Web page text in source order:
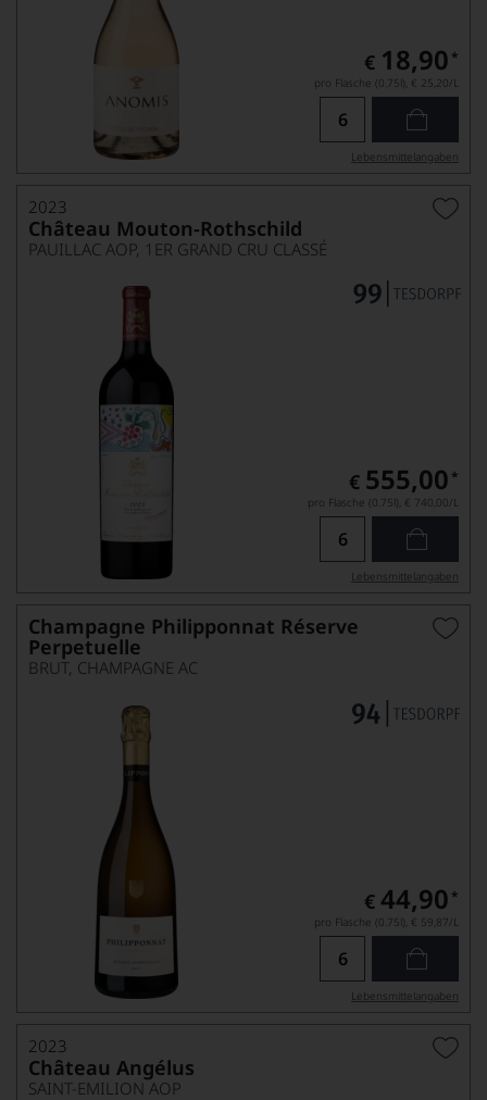
€ 18,90 *
pro Flasche (0.75l), € 25,20/L
Lebensmittel­angaben
2023
Château Mouton-Rothschild
PAUILLAC AOP, 1ER GRAND CRU CLASSÉ
€ 555,00 *
pro Flasche (0.75l), € 740,00/L
Lebensmittel­angaben
Champagne Philipponnat Réserve
Perpetuelle
BRUT, CHAMPAGNE AC
€ 44,90 *
pro Flasche (0.75l), € 59,87/L
Lebensmittel­angaben
2023
Château Angélus
SAINT-EMILION AOP